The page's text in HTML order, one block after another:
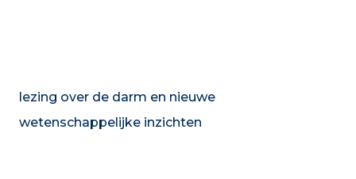
lezing over de darm en nieuwe
wetenschappelijke inzichten